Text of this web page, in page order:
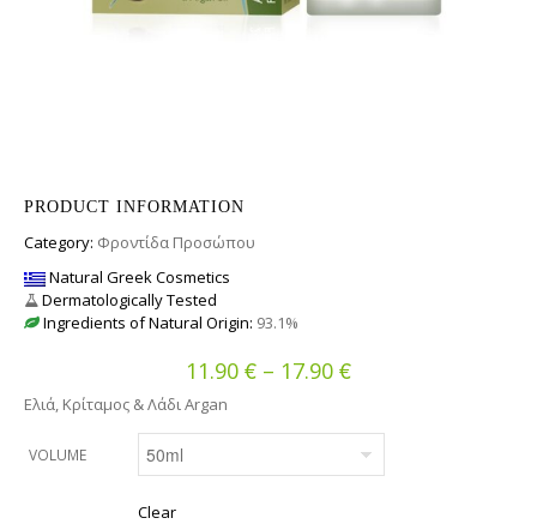
PRODUCT INFORMATION
Category: Φροντίδα Προσώπου
Natural Greek Cosmetics
Dermatologically Tested
Ingredients of Natural Origin: 93.1%
11.90 € – 17.90 €Price range:
Ελιά, Κρίταμος & Λάδι Argan
VOLUME
Clear